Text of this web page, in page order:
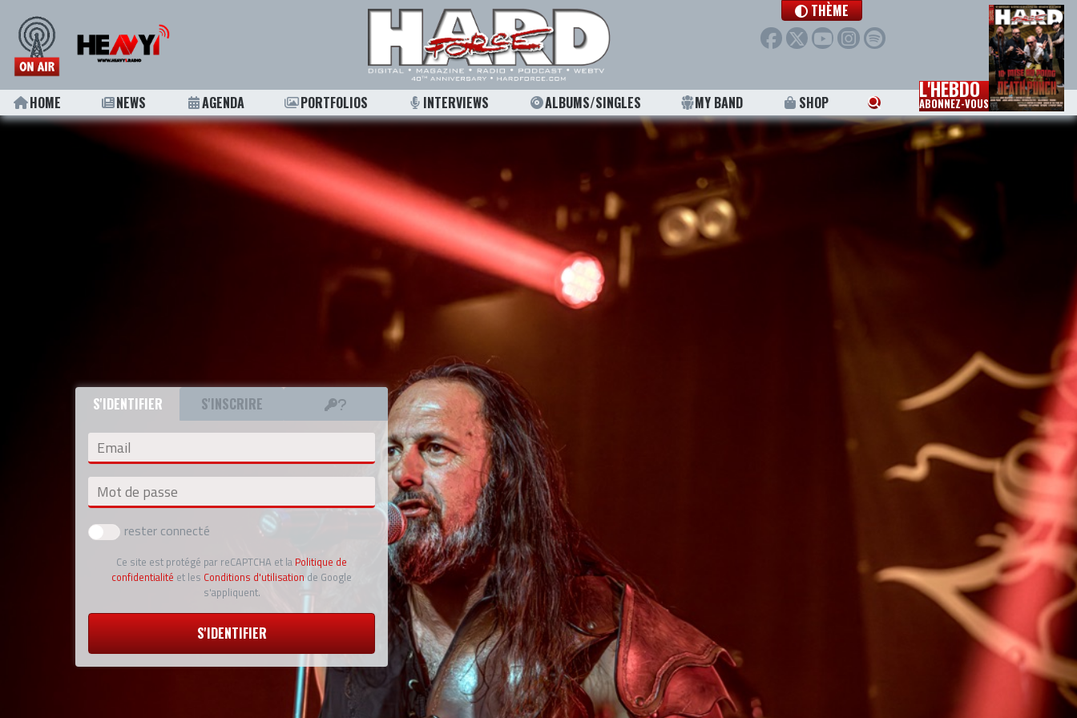
THÈME
HOME NEWS AGENDA PORTFOLIOS INTERVIEWS ALBUMS/SINGLES MY BAND SHOP L'HEBDO
ABONNEZ-VOUS
S'IDENTIFIER S'INSCRIRE
Email
Mot de passe
rester connecté
Ce site est protégé par reCAPTCHA et la Politique de
confidentialité et les Conditions d'utilisation de Google
s'appliquent.
S'IDENTIFIER